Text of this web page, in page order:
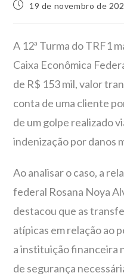
19 de novembro de
A 12ª Turma do TRF1
Caixa Econômica
de R$ 153 mil, valor
conta de uma cliente
de um golpe realizado
indenização por danos
Ao analisar o caso, a
federal Rosana Noya
destacou que as
atípicas em relação ao
a instituição financeira
de segurança